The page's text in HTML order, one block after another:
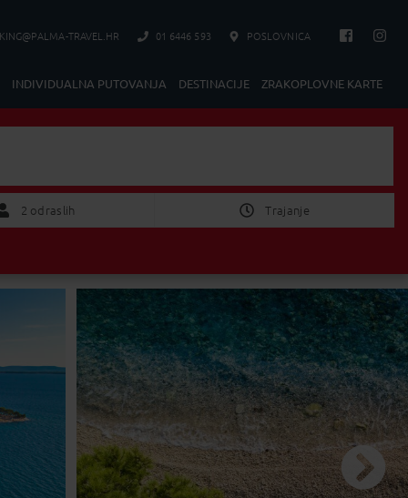
TRAVEL.HR 01 6446 593 POSLOVNICA
INDIVIDUALNA PUTOVANJA DESTINACIJE ZRAKOPLOVNE KARTE
Izaberite Polazak/Povratak 2 Odraslih
2 odraslih Trajanje
2 tjedan
od 1 do 4 dana
od 5 do 8 dana
od 9 do 15 dana
dan